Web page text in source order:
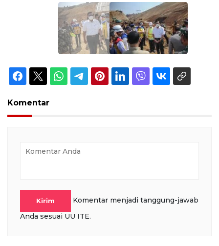
Komentar
Kirim
Komentar menjadi tanggung-jawab
Anda sesuai UU ITE.